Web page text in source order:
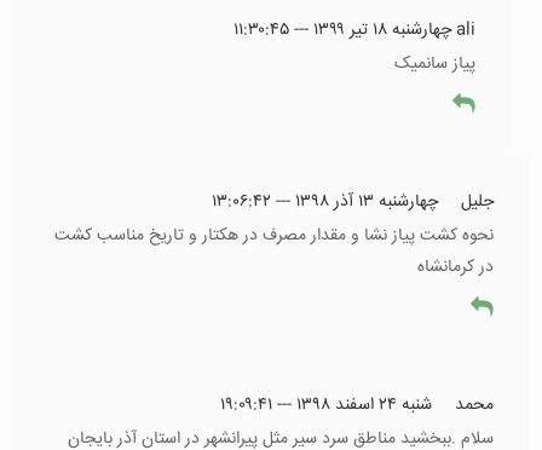
aliچهارشنبه ۱۸ تیر ۱۳۹۹ --- ۱۱:۳۰:۴۵
پیاز سانمیک
جلیل
چهارشنبه ۱۳ آذر ۱۳۹۸ --- ۱۳:۰۶:۴۲
نحوه کشت پیاز نشا و مقدار مصرف در هکتار و تاریخ مناسب کشت
در کرمانشاه
محمد
شنبه ۲۴ اسفند ۱۳۹۸ --- ۱۹:۰۹:۴۱
سلام .ببخشید مناطق سرد سیر مثل پیرانشهر در استان آذر بایجان